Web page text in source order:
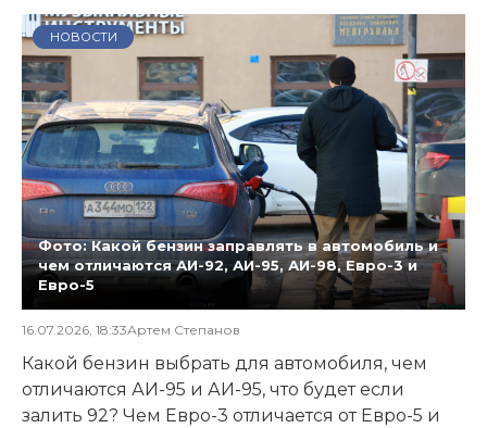
НОВОСТИ
Фото: Какой бензин заправлять в автомобиль и
чем отличаются АИ-92, АИ-95, АИ-98, Евро-3 и
Евро-5
16.07.2026, 18:33Артем Степанов
Какой бензин выбрать для автомобиля, чем
отличаются АИ-95 и АИ-95, что будет если
залить 92? Чем Евро-3 отличается от Евро-5 и